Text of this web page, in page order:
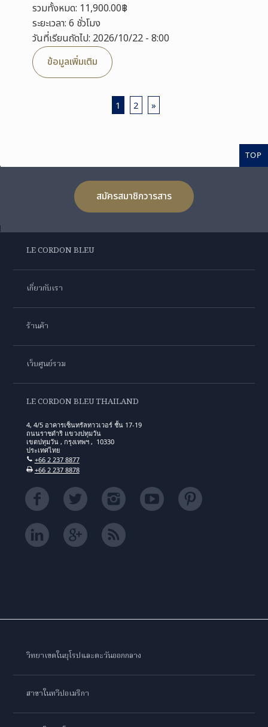
รวมทั้งหมด: 11,900.00฿
ระยะเวลา: 6 ชั่วโมง
วันที่เรียนถัดไป: 2026/10/22 - 8:00
ข้อมูลเพิ่มเติม
1 2 »
TOP
สมัครสมาชิกวารสาร
LE CORDON BLEU
เกี่ยวกับเรา
ร้านค้า
เว็บศูนย์รวม
LE CORDON BLEU THAILAND
4, 4/5 อาคารเซ็นทรัลทาวเวอร์ ชั้น 17-19
ถนนราชดำริ แขวงปทุมวัน
เขตปทุมวัน , กรุงเทพฯ , 10330
ประเทศไทย
+66 2 237 8877
+66 2 237 8878
วิทยาเขตในยุโรปและตะวันออกกลาง
สาขาในทวีปอเมริกา